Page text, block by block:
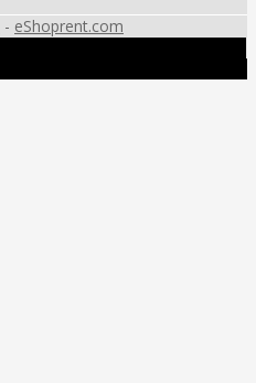
- eShoprent.com